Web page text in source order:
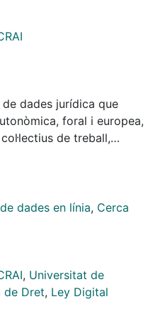
dades jurídica que
foral i europea,
de treball,
la Dirección General de
i bibliografia, contractes
dades en línia, Cerca
, Universitat de
de Dret, Ley Digital